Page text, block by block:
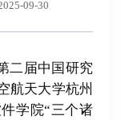
09-30
二届中国研究
航天大学杭州
学院“三个诸